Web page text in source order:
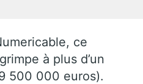
ce
à plus d’un
500 000 euros).